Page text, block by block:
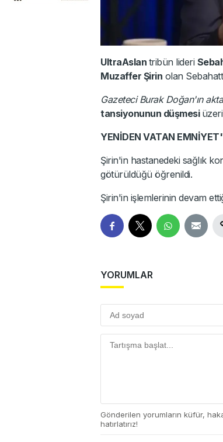
UltraAslan tribün lideri
Muzaffer Şirin olan
Gazeteci Burak Doğan'ın
tansiyonunun düşmesi
YENİDEN VATAN
Şirin'in hastanedeki sağlık
götürüldüğü öğrenildi.
Şirin'in işlemlerinin devam
YORUMLAR
Gönderilen yorumların küfür,
hatırlatırız!